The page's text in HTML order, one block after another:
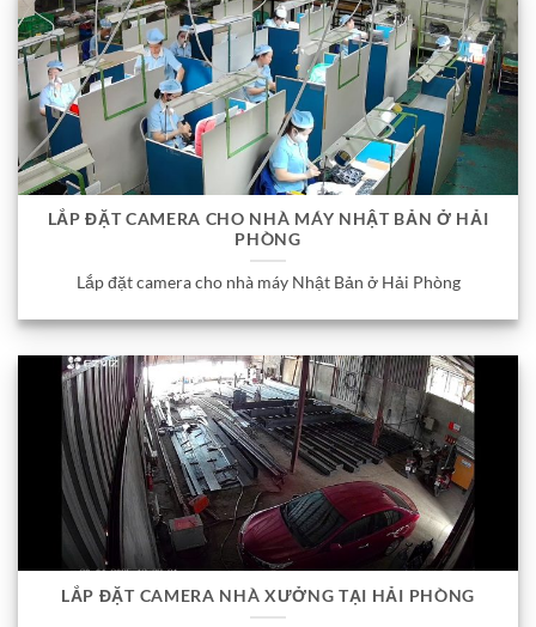
LẮP ĐẶT CAMERA CHO NHÀ MÁY NHẬT BẢN Ở HẢI
PHÒNG
Lắp đặt camera cho nhà máy Nhật Bản ở Hải Phòng
LẮP ĐẶT CAMERA NHÀ XƯỞNG TẠI HẢI PHÒNG